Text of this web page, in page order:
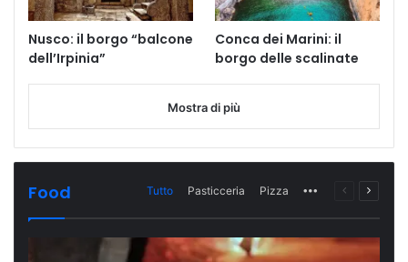
Nusco: il borgo “balcone
dell’Irpinia”
Conca dei Marini: il
borgo delle scalinate
Mostra di più
Food Tutto Pasticceria Pizza More Pagina